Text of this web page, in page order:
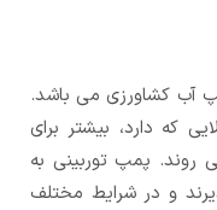
آب کشاورزی می باشد.
که دارد، بیشتر برای
پمپ توربینی به
و در شرایط مختلف